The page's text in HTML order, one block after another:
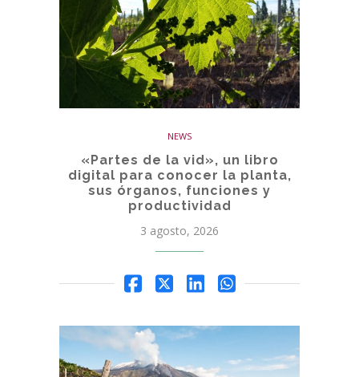
NEWS
«Partes de la vid», un libro
digital para conocer la planta,
sus órganos, funciones y
productividad
3 agosto, 2026